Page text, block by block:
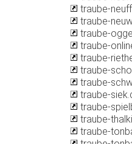
traube-
traube-
traube-
traube-
traube-
traube-
traube-
traube-
traube-
traube-
traube-